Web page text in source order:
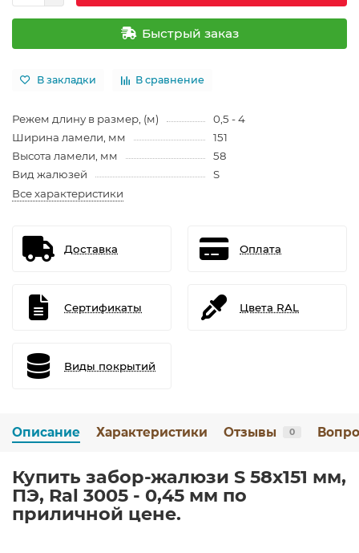
Быстрый заказ
В закладки В сравнение
Режем длину в размер, (м)
0,5 - 4
Ширина ламели, мм
151
Высота ламели, мм
58
Вид жалюзей
S
Все характеристики
Доставка Оплата
Сертификаты Цвета RAL
Виды покрытий
Описание Характеристики Отзывы 0
Купить забор-жалюзи S 58х151 мм,
ПЭ, Ral 3005 - 0,45 мм по
приличной цене.